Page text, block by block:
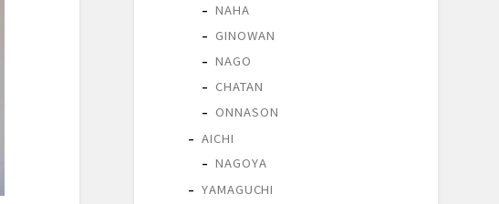
NAHA
GINOWAN
NAGO
CHATAN
ONNASON
AICHI
NAGOYA
YAMAGUCHI